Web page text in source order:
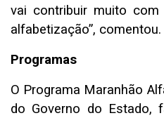
vai contribuir muito
alfabetização”, comentou.
Programas
O Programa Maranhão
do Governo do Estado,